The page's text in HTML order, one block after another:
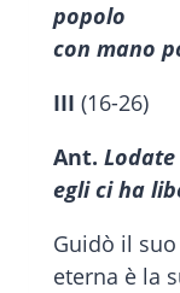
popolo
con mano
III (16-26)
Ant.
egli ci ha
Guidò il
eterna è la